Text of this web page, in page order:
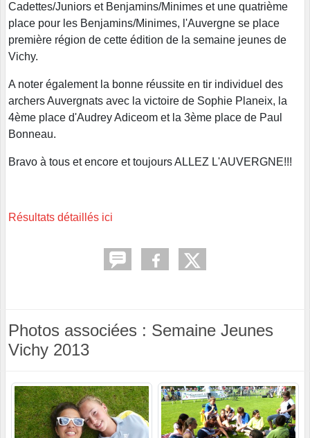
Cadettes/Juniors et Benjamins/Minimes et une quatrième
place pour les Benjamins/Minimes, l'Auvergne se place
première région de cette édition de la semaine jeunes de
Vichy.
A noter également la bonne réussite en tir individuel des
archers Auvergnats avec la victoire de Sophie Planeix, la
4ème place d'Audrey Adiceom et la 3ème place de Paul
Bonneau.
Bravo à tous et encore et toujours ALLEZ L'AUVERGNE!!!
Résultats détaillés ici
Photos associées : Semaine Jeunes
Vichy 2013